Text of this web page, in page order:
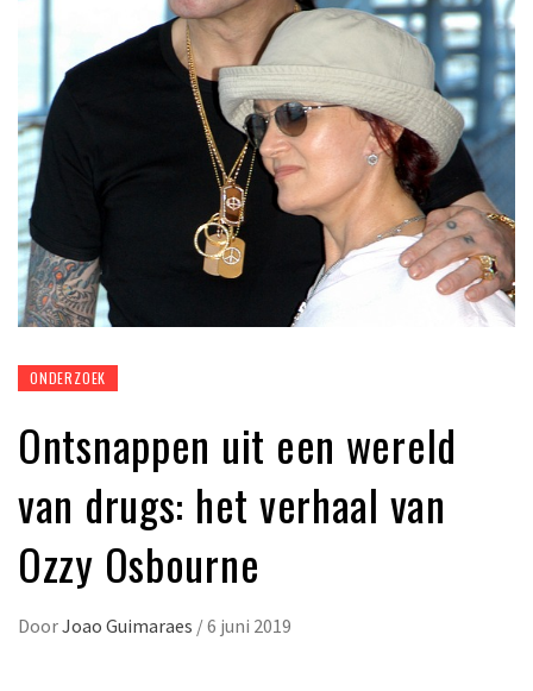
ONDERZOEK
Ontsnappen uit een wereld
van drugs: het verhaal van
Ozzy Osbourne
DoorJoao Guimaraes /6 juni 2019